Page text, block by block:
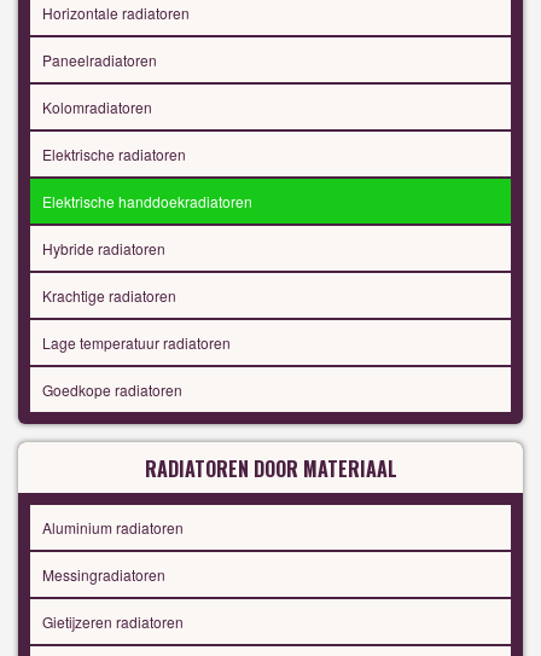
Horizontale radiatoren
Paneelradiatoren
Kolomradiatoren
Elektrische radiatoren
Elektrische handdoekradiatoren
Hybride radiatoren
Krachtige radiatoren
Lage temperatuur radiatoren
Goedkope radiatoren
RADIATOREN DOOR MATERIAAL
Aluminium radiatoren
Messingradiatoren
Gietijzeren radiatoren